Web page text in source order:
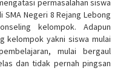
permasalahan siswa
Negeri 8 Rejang Lebong
kelompok. Adapun
kelompok yakni siswa mulai
mulai bergaul
dan tidak pernah pingsan